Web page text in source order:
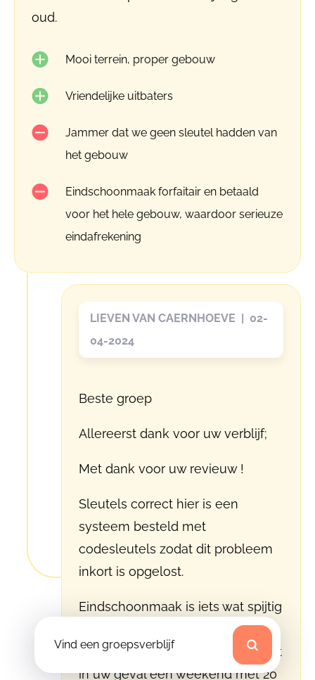
Vind een groepsverblijf
oud.
Mooi terrein, proper gebouw
Vriendelijke uitbaters
Jammer dat we geen sleutel hadden van
het gebouw
Eindschoonmaak forfaitair en betaald
voor het hele gebouw, waardoor serieuze
eindafrekening
LIEVEN VAN CAERNHOEVE | 02-
04-2024
Beste groep
Allereerst dank voor uw verblijf;
Met dank voor uw revieuw !
Sleutels correct hier is een
systeem besteld met
codesleutels zodat dit probleem
inkort is opgelost.
Eindschoonmaak is iets wat spijtig
genoeg goed moet gebeuren en
ook een kost met zich meebrengt
in uw geval een weekend met 20